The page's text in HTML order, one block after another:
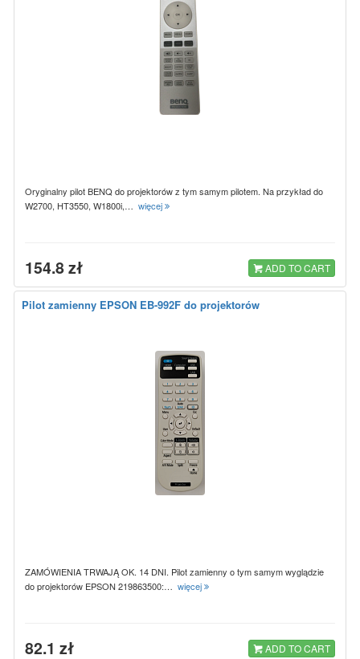
Oryginalny pilot BENQ do projektorów z tym samym pilotem. Na przykład do
W2700, HT3550, W1800i,… więcej
154.8 zł ADD TO CART
Pilot zamienny EPSON EB-992F do projektorów
ZAMÓWIENIA TRWAJĄ OK. 14 DNI. Pilot zamienny o tym samym wyglądzie
do projektorów EPSON 219863500:… więcej
82.1 zł ADD TO CART